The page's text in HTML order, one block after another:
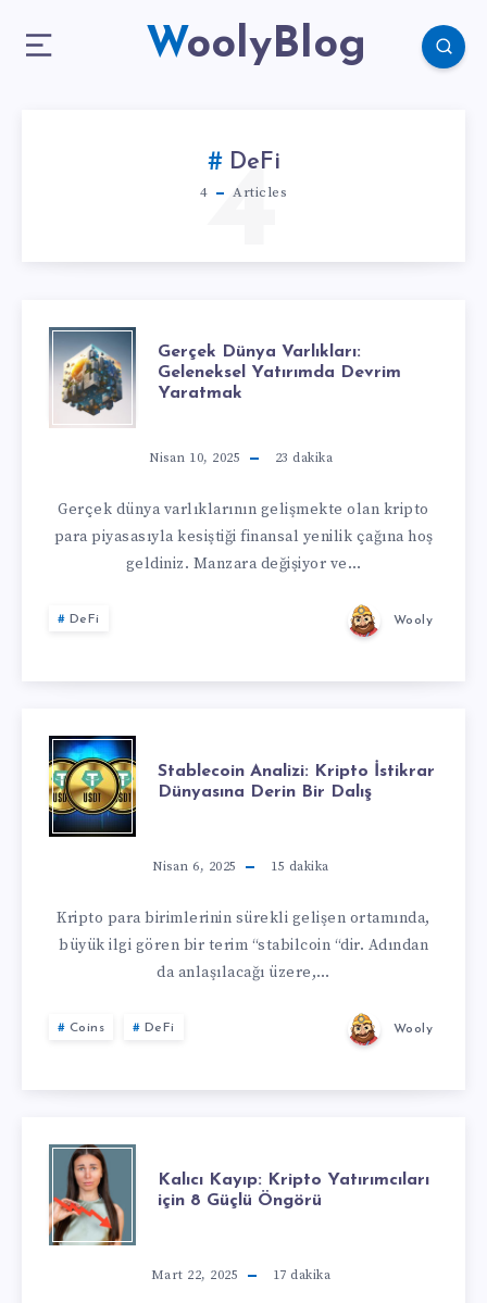
WoolyBlog
DeFi
4 Articles
4
Gerçek Dünya Varlıkları:
Geleneksel Yatırımda Devrim
Yaratmak
Nisan 10, 2025 23 dakika
Gerçek dünya varlıklarının gelişmekte olan kripto
para piyasasıyla kesiştiği finansal yenilik çağına hoş
geldiniz. Manzara değişiyor ve…
DeFi Wooly
Stablecoin Analizi: Kripto İstikrar
Dünyasına Derin Bir Dalış
Nisan 6, 2025 15 dakika
Kripto para birimlerinin sürekli gelişen ortamında,
büyük ilgi gören bir terim “stabilcoin “dir. Adından
da anlaşılacağı üzere,…
Coins DeFi Wooly
Kalıcı Kayıp: Kripto Yatırımcıları
için 8 Güçlü Öngörü
Mart 22, 2025 17 dakika